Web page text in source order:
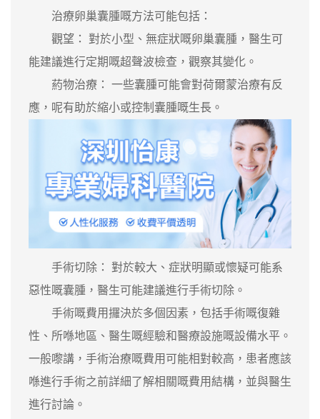
治療卵巢囊腫嘅方法可能包括：
觀望： 對於小型、無症狀嘅卵巢囊腫，醫生可
能建議進行定期嘅超聲波檢查，觀察其變化。
葯物治療： 一些囊腫可能會對荷爾蒙治療有反
應，呢有助於縮小或控制囊腫嘅生長。
手術切除： 對於較大、症狀明顯或懷疑可能系
惡性嘅囊腫，醫生可能建議進行手術切除。
手術嘅費用攞決於多個因素，包括手術嘅復雜
性、所喺地區、醫生嘅經驗和醫療設施嘅設備水平。
一般嚟講，手術治療嘅費用可能相對較高，患者應該
喺進行手術之前詳細了解相關嘅費用結構，並與醫生
進行討論。